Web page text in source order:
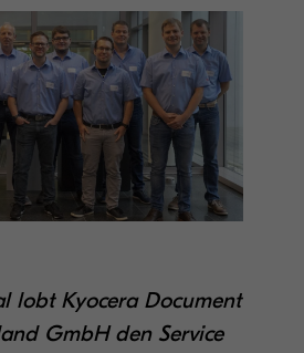
lobt Kyocera Document
GmbH den Service